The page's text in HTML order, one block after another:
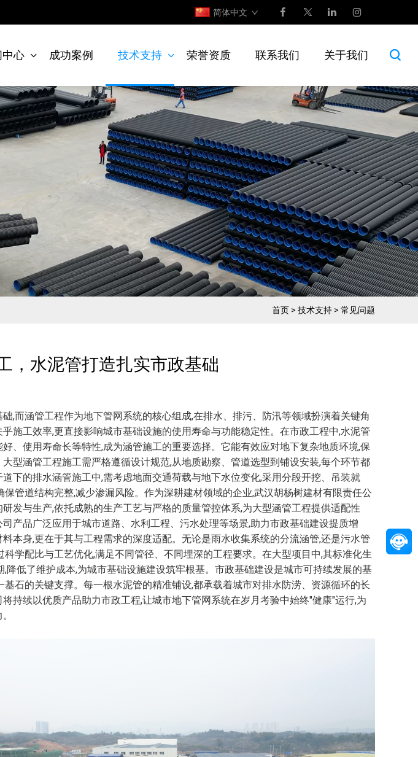
简体中文
中心 成功案例 技术支持 荣誉资质 联系我们 关于我们
首页 > 技术支持 > 常见问题
，水泥管打造扎实市政基础
,而涵管工程作为地下管网系统的核心组成,在排水、排污、防汛等领域扮演着关键角
施工效率,更直接影响城市基础设施的使用寿命与功能稳定性。在市政工程中,水泥管
、使用寿命长等特性,成为涵管施工的重要选择。它能有效应对地下复杂地质环境,保
型涵管工程施工需严格遵循设计规范,从地质勘察、管道选型到铺设安装,每个环节都
下的排水涵管施工中,需考虑地面交通荷载与地下水位变化,采用分段开挖、吊装就
管道结构完整,减少渗漏风险。作为深耕建材领域的企业,武汉胡杨树建材有限责任公
发与生产,依托成熟的生产工艺与严格的质量管控体系,为大型涵管工程提供适配性
产品广泛应用于城市道路、水利工程、污水处理等场景,助力市政基础建设提质增
本身,更在于其与工程需求的深度适配。无论是雨水收集系统的分流涵管,还是污水管
科学配比与工艺优化,满足不同管径、不同埋深的工程要求。在大型项目中,其标准化生
,降低了维护成本,为城市基础设施建设筑牢根基。市政基础建设是城市可持续发展的基
基石的关键支撑。每一根水泥管的精准铺设,都承载着城市对排水防涝、资源循环的长
持续以优质产品助力市政工程,让城市地下管网系统在岁月考验中始终"健康"运行,为